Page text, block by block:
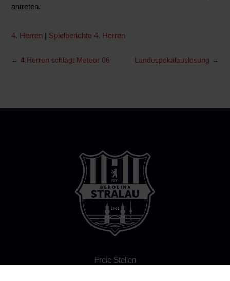
antreten.
4. Herren | Spielberichte 4. Herren
←4.Herren schlägt Meteor 06 Landespokalauslosung →
Freie Stellen